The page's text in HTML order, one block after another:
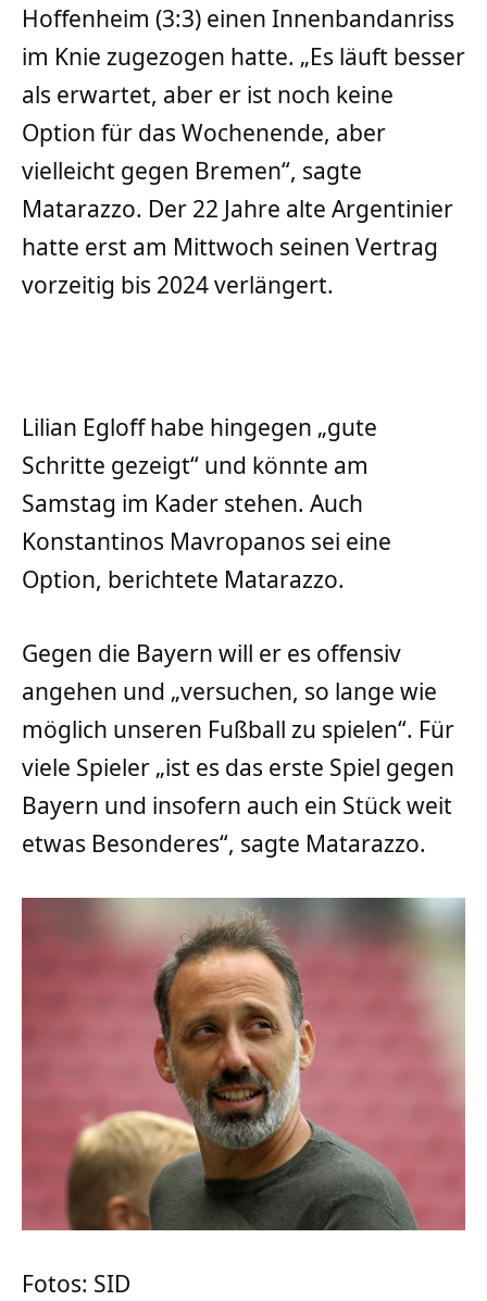
Hoffenheim (3:3) einen Innenbandanriss
im Knie zugezogen hatte. „Es läuft besser
als erwartet, aber er ist noch keine
Option für das Wochenende, aber
vielleicht gegen Bremen“, sagte
Matarazzo. Der 22 Jahre alte Argentinier
hatte erst am Mittwoch seinen Vertrag
vorzeitig bis 2024 verlängert.
Lilian Egloff habe hingegen „gute
Schritte gezeigt“ und könnte am
Samstag im Kader stehen. Auch
Konstantinos Mavropanos sei eine
Option, berichtete Matarazzo.
Gegen die Bayern will er es offensiv
angehen und „versuchen, so lange wie
möglich unseren Fußball zu spielen“. Für
viele Spieler „ist es das erste Spiel gegen
Bayern und insofern auch ein Stück weit
etwas Besonderes“, sagte Matarazzo.
Fotos: SID